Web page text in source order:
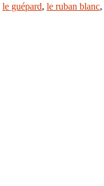
le guépard, le ruban blanc,